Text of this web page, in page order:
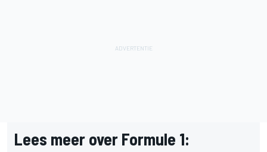
Lees meer over Formule 1: